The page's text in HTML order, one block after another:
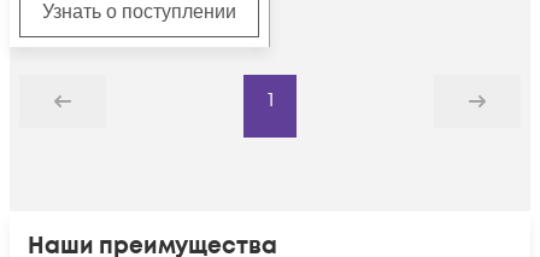
Узнать о поступлении
Назад
1
Дальше
Наши преимущества